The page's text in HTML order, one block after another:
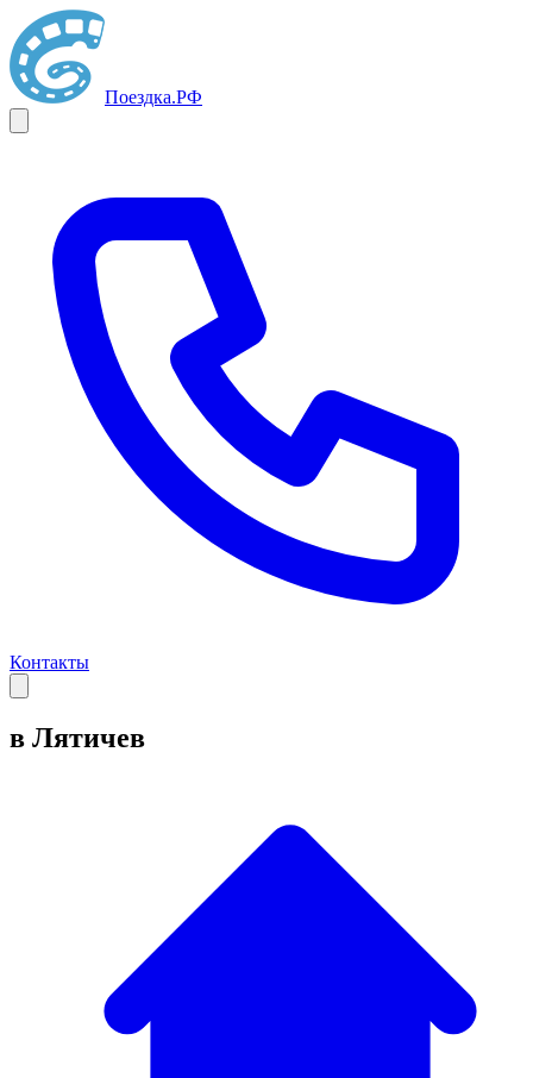
Поездка.РФ
Контакты
в Лятичев